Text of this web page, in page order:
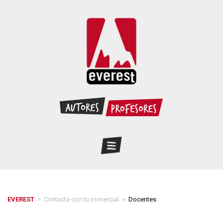
EVEREST > Contacta con tu comercial > Docentes